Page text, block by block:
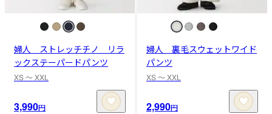
婦人 ストレッチチノ リラ
ックステーパードパンツ
XS 〜 XXL
3,990円
婦人 裏毛スウェットワイド
パンツ
XS 〜 XXL
2,990円